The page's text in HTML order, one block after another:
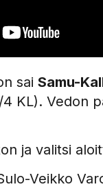
sai Samu-
KL). Vedon
ja valitsi
Veikko